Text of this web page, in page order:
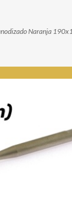
Naranja